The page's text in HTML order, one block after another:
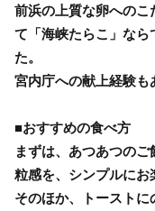
前浜の上質な卵へのこ
て「海峡たらこ」なら
た。
宮内庁への献上経験も
■おすすめの食べ方
まずは、あつあつの
粒感を、シンプルにお
そのほか、トースト